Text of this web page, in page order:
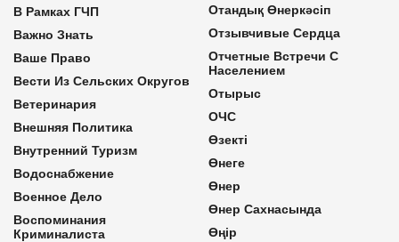
В Рамках ГЧП
Важно Знать
Ваше Право
Вести Из Сельских Округов
Ветеринария
Внешняя Политика
Внутренний Туризм
Водоснабжение
Военное Дело
Воспоминания
Криминалиста
Отандық Өнеркәсіп
Отзывчивые Сердца
Отчетные Встречи С
Населением
Отырыс
ОЧС
Өзекті
Өнеге
Өнер
Өнер Сахнасында
Өңір